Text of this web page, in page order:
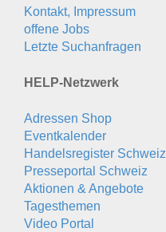
Kontakt, Impressum
offene Jobs
Letzte Suchanfragen
HELP-Netzwerk
Adressen Shop
Eventkalender
Handelsregister Schweiz
Presseportal Schweiz
Aktionen & Angebote
Tagesthemen
Video Portal